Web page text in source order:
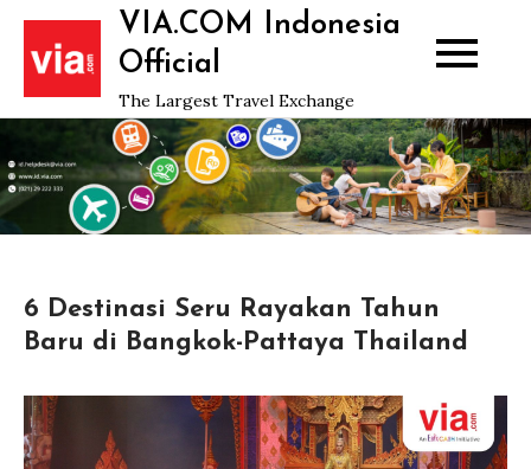
Skip
content
VIA.COM Indonesia
Official
The Largest Travel Exchange
6 Destinasi Seru Rayakan Tahun
Baru di Bangkok-Pattaya Thailand